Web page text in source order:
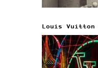
Louis Vuitton